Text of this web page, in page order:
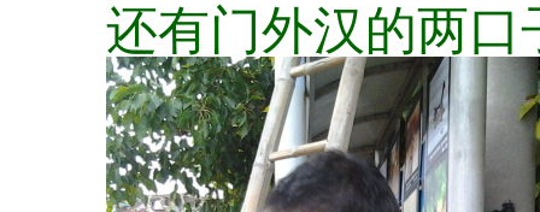
还有门外汉的两口